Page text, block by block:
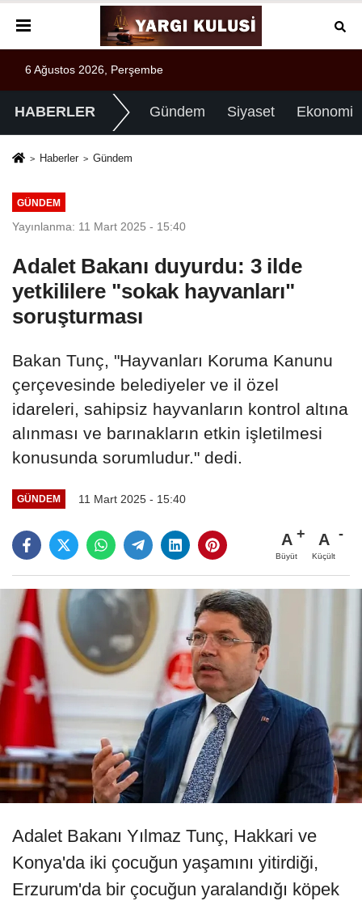
6 Ağustos 2026, Perşembe
HABERLER Gündem Siyaset Ekonomi
Haberler Gündem
GÜNDEM
Yayınlanma: 11 Mart 2025 - 15:40
Adalet Bakanı duyurdu: 3 ilde
yetkililere "sokak hayvanları"
soruşturması
Bakan Tunç, "Hayvanları Koruma Kanunu
çerçevesinde belediyeler ve il özel
idareleri, sahipsiz hayvanların kontrol altına
alınması ve barınakların etkin işletilmesi
konusunda sorumludur." dedi.
GÜNDEM 11 Mart 2025 - 15:40
A
Büyüt
A
Küçült
Adalet Bakanı Yılmaz Tunç, Hakkari ve
Konya'da iki çocuğun yaşamını yitirdiği,
Erzurum'da bir çocuğun yaralandığı köpek